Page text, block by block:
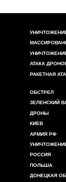
АТАКА
РАКЕТНАЯ
ОБСТРЕЛ
ЗЕЛЕНСКИЙ
ДРОНЫ
КИЕВ
АРМИЯ РФ
РОССИЯ
ПОЛЬША
ДОНЕЦКАЯ